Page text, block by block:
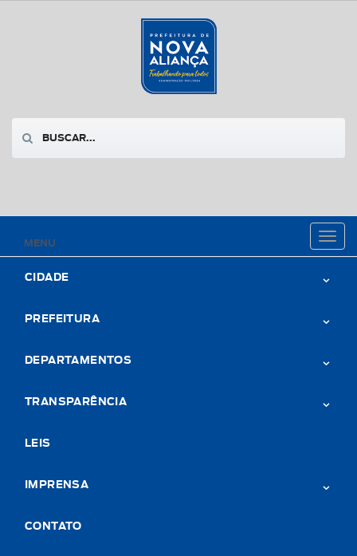
MENU
Toggle
CIDADE
PREFEITURA
DEPARTAMENTOS
TRANSPARÊNCIA
LEIS
IMPRENSA
CONTATO